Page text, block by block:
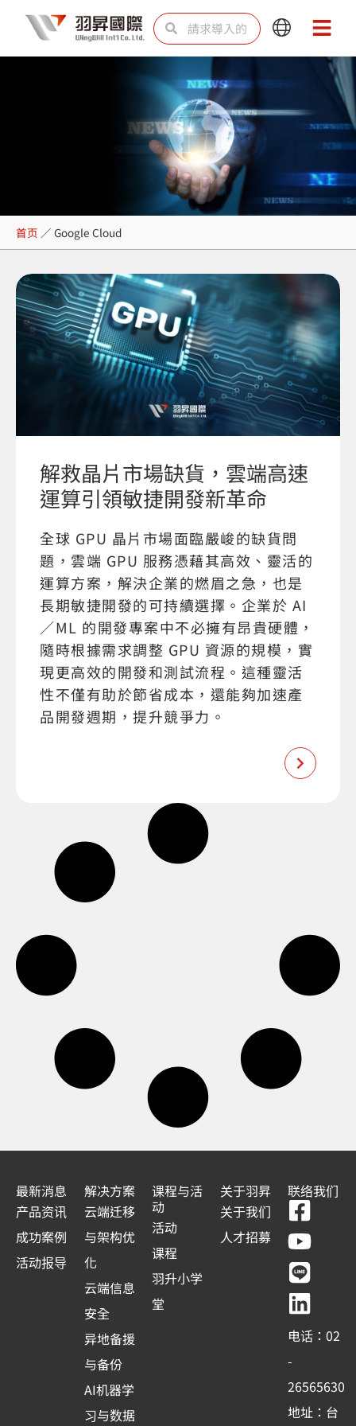
内
SearchSearch
Main
Menu
Main
Menu
Google Cloud
首页 ／ Google Cloud
解救晶片市場缺貨，雲端高速
運算引領敏捷開發新革命
全球 GPU 晶片市場面臨嚴峻的缺貨問
題，雲端 GPU 服務憑藉其高效、靈活的
運算方案，解決企業的燃眉之急，也是
長期敏捷開發的可持續選擇。企業於 AI
／ML 的開發專案中不必擁有昂貴硬體，
隨時根據需求調整 GPU 資源的規模，實
現更高效的開發和測試流程。這種靈活
性不僅有助於節省成本，還能夠加速產
品開發週期，提升競爭力。
最新消息
产品资讯
成功案例
活动报导
解决方案
云端迁移
与架构优
化
云端信息
安全
异地备援
与备份
AI机器学
习与数据
课程与活
动
活动
课程
羽升小学
堂
关于羽昇
关于我们
人才招募
联络我们
F
a
c
e
b
o
o
k
-
Y
o
u
t
u
b
e
L
i
n
e
L
i
n
k
e
d
i
n
电话：02
-
26565630
地址：台